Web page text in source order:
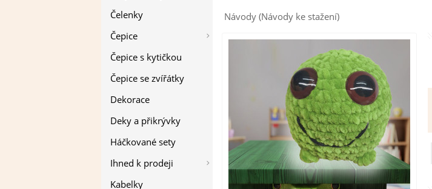
Čelenky
Čepice
Čepice s kytičkou
Čepice se zvířátky
Dekorace
Deky a přikrývky
Háčkované sety
Ihned k prodeji
Kabelky
Návody (Návody ke stažení)